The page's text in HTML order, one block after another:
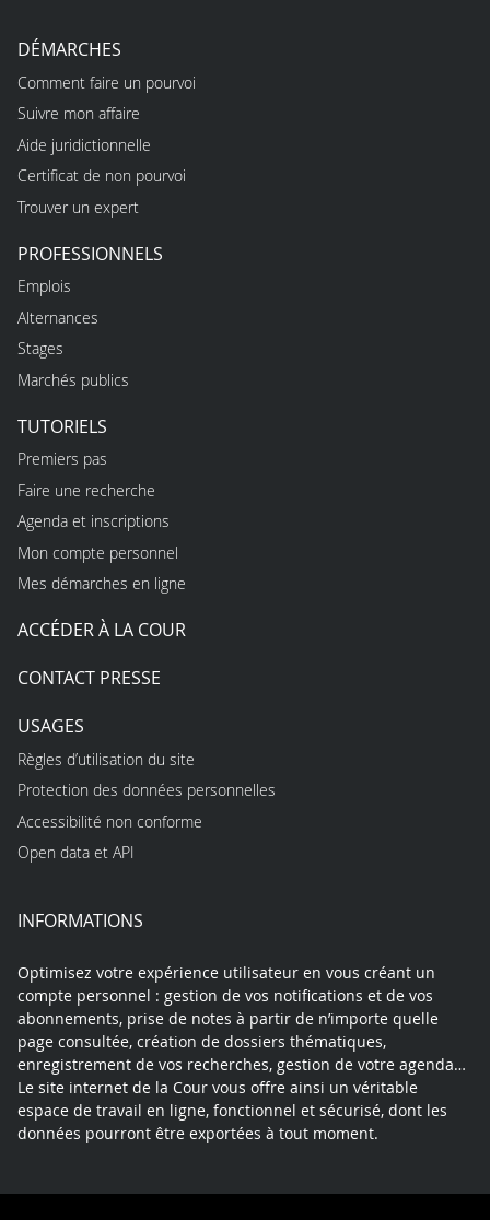
DÉMARCHES
Comment faire un pourvoi
Suivre mon affaire
Aide juridictionnelle
Certificat de non pourvoi
Trouver un expert
PROFESSIONNELS
Emplois
Alternances
Stages
Marchés publics
TUTORIELS
Premiers pas
Faire une recherche
Agenda et inscriptions
Mon compte personnel
Mes démarches en ligne
ACCÉDER À LA COUR
CONTACT PRESSE
USAGES
Règles d’utilisation du site
Protection des données personnelles
Accessibilité non conforme
Open data et API
INFORMATIONS
Optimisez votre expérience utilisateur en vous créant un
compte personnel : gestion de vos notifications et de vos
abonnements, prise de notes à partir de n’importe quelle
page consultée, création de dossiers thématiques,
enregistrement de vos recherches, gestion de votre agenda…
Le site internet de la Cour vous offre ainsi un véritable
espace de travail en ligne, fonctionnel et sécurisé, dont les
données pourront être exportées à tout moment.